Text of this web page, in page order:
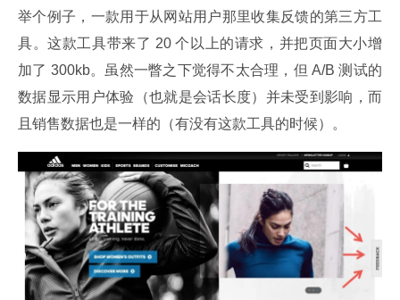
举个例子，一款用于从网站用户那里收集反馈的第三方工
具。这款工具带来了 20 个以上的请求，并把页面大小增
加了 300kb。虽然一瞥之下觉得不太合理，但 A/B 测试的
数据显示用户体验（也就是会话长度）并未受到影响，而
且销售数据也是一样的（有没有这款工具的时候）。